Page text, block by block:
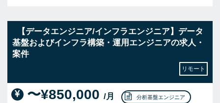
【データエンジニア/インフラエンジニア】データ
基盤およびインフラ構築・運用エンジニアの求人・
案件
リモート
〜¥850,000 /月 分析基盤エンジニア